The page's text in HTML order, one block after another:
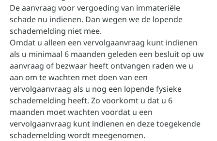
De aanvraag voor vergoeding van immateriële
schade nu indienen. Dan wegen we de lopende
schademelding niet mee.
Omdat u alleen een vervolgaanvraag kunt indienen
als u minimaal 6 maanden geleden een besluit op uw
aanvraag of bezwaar heeft ontvangen raden we u
aan om te wachten met doen van een
vervolgaanvraag als u nog een lopende fysieke
schademelding heeft. Zo voorkomt u dat u 6
maanden moet wachten voordat u een
vervolgaanvraag kunt indienen en deze toegekende
schademelding wordt meegenomen.